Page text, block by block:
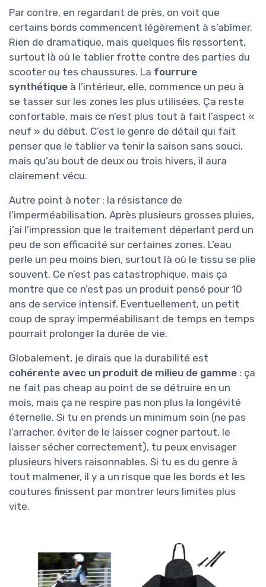
Par contre, en regardant de près, on voit que
certains bords commencent légèrement à s’abîmer.
Rien de dramatique, mais quelques fils ressortent,
surtout là où le tablier frotte contre des parties du
scooter ou tes chaussures. La fourrure
synthétique à l’intérieur, elle, commence un peu à
se tasser sur les zones les plus utilisées. Ça reste
confortable, mais ce n’est plus tout à fait l’aspect «
neuf » du début. C’est le genre de détail qui fait
penser que le tablier va tenir la saison sans souci,
mais qu’au bout de deux ou trois hivers, il aura
clairement vécu.
Autre point à noter : la résistance de
l’imperméabilisation. Après plusieurs grosses pluies,
j’ai l’impression que le traitement déperlant perd un
peu de son efficacité sur certaines zones. L’eau
perle un peu moins bien, surtout là où le tissu se plie
souvent. Ce n’est pas catastrophique, mais ça
montre que ce n’est pas un produit pensé pour 10
ans de service intensif. Eventuellement, un petit
coup de spray imperméabilisant de temps en temps
pourrait prolonger la durée de vie.
Globalement, je dirais que la durabilité est
cohérente avec un produit de milieu de gamme : ça
ne fait pas cheap au point de se détruire en un
mois, mais ça ne respire pas non plus la longévité
éternelle. Si tu en prends un minimum soin (ne pas
l’arracher, éviter de le laisser cogner partout, le
laisser sécher correctement), tu peux envisager
plusieurs hivers raisonnables. Si tu es du genre à
tout malmener, il y a un risque que les bords et les
coutures finissent par montrer leurs limites plus
vite.